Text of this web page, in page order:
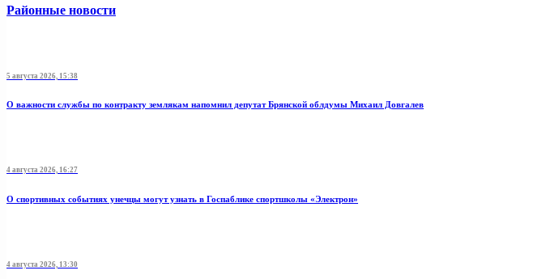
Районные новости
5 августа 2026, 15:38
О важности службы по контракту землякам напомнил депутат Брянской облдумы Михаил Довгалев
4 августа 2026, 16:27
О спортивных событиях унечцы могут узнать в Госпаблике спортшколы «Электрон»
4 августа 2026, 13:30